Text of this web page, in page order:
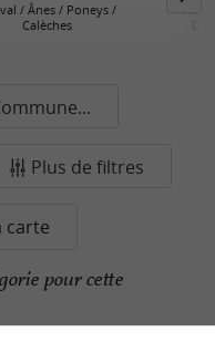
/ Ânes / Poneys /
Calèches
Plus de filtres
carte
pour cette